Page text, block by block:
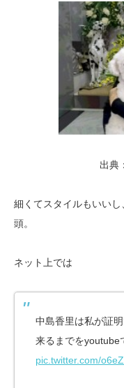
出典
細くてスタイルもいい
頭。
ネット上では
中島香里は私が証
来るまでをyoutube
pic.twitter.com/